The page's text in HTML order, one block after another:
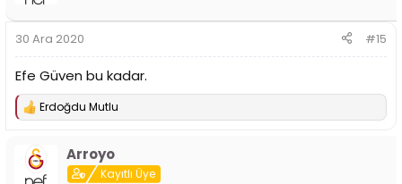
30 Ara 2020 #15
Efe Güven bu kadar.
T
Erdoğdu Mutlu
Arroyo
Kayıtlı Üye